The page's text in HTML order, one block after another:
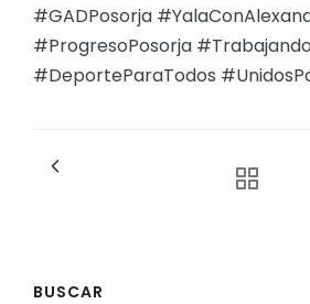
#GADPosorja
#ProgresoPosorja
#DeporteParaTodos
BUSCAR